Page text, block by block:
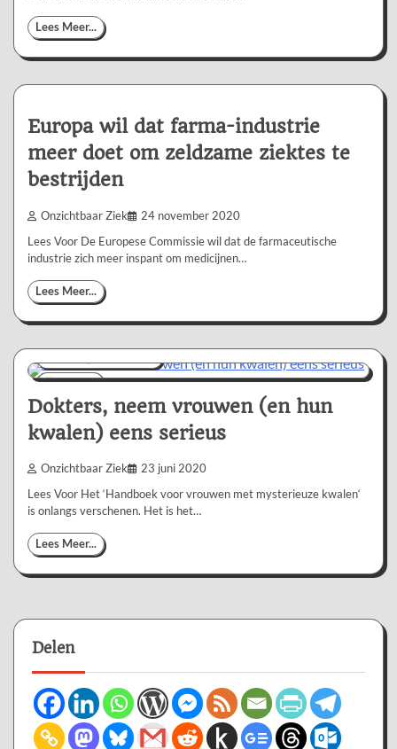
Lees Meer...
Europa wil dat farma-industrie
meer doet om zeldzame ziektes te
bestrijden
Onzichtbaar Ziek 24 november 2020
Lees Voor De Europese Commissie wil dat de farmaceutische
industrie zich meer inspant om medicijnen…
Lees Meer...
2 min 0
Dokters, neem vrouwen (en hun
kwalen) eens serieus
Onzichtbaar Ziek 23 juni 2020
Lees Voor Het ‘Handboek voor vrouwen met mysterieuze kwalen‘
is onlangs verschenen. Het is het…
Lees Meer...
Delen